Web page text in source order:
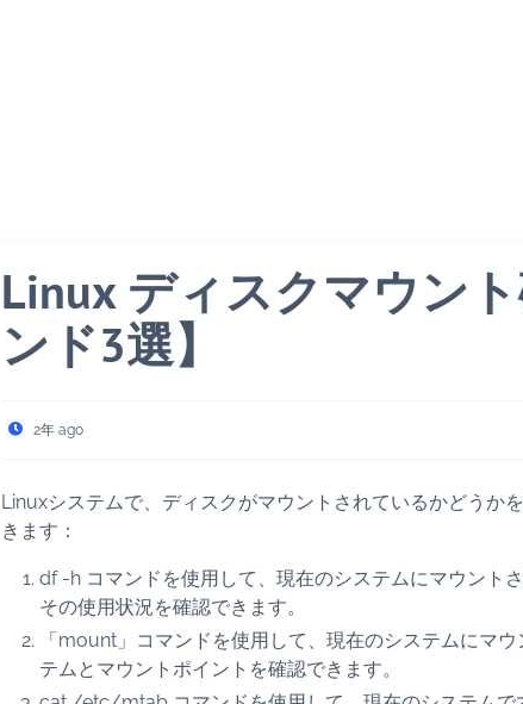
Linux ディスクマウン
ンド3選】
2年 ago
Linuxシステムで、ディスクがマウントされているかどうか
きます：
df -h コマンドを使用して、現在のシステムにマウント
その使用状況を確認できます。
「mount」コマンドを使用して、現在のシステムにマ
テムとマウントポイントを確認できます。